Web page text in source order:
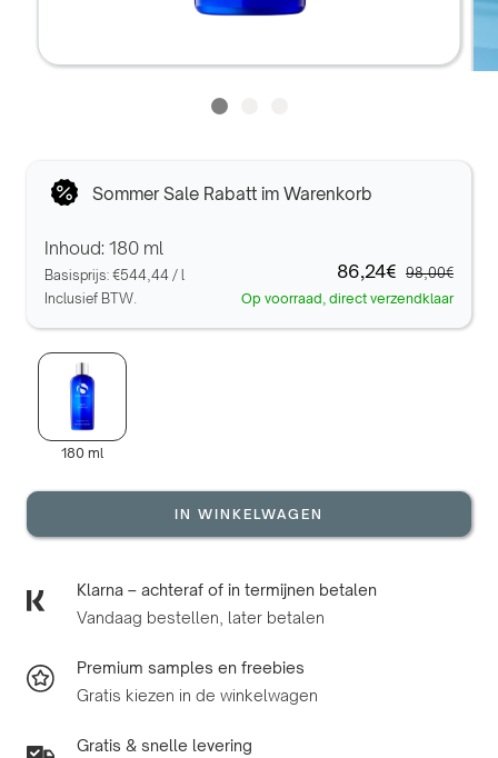
Sommer Sale Rabatt im Warenkorb
Inhoud: 180 ml
Basisprijs: €544,44 / l
Inclusief BTW.
86,24€ 98,00€
Op voorraad, direct verzendklaar
180 ml
IN WINKELWAGEN
Klarna – achteraf of in termijnen betalen
Vandaag bestellen, later betalen
Premium samples en freebies
Gratis kiezen in de winkelwagen
Gratis & snelle levering